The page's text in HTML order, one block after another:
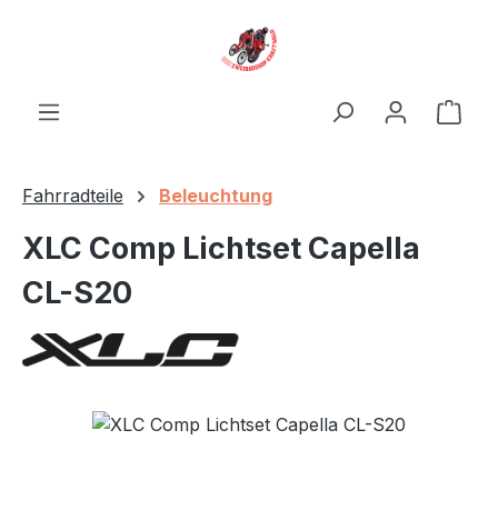
Fahrradteile Beleuchtung
XLC Comp Lichtset Capella
CL-S20
Bildergalerie überspringen